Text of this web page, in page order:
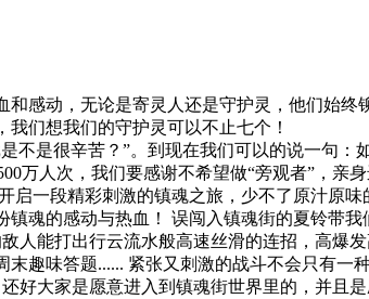
感动，无论是寄灵人还是守护灵，他们始终
们想我们的守护灵可以不止七个！
不是很辛苦？”。到现在我们可以的说一句：
万人次，我们要感谢不希望做“旁观者”，亲
一段精彩刺激的镇魂之旅，少不了原汁原
魂的感动与热血！ 误闯入镇魂街的夏铃带
能打出行云流水般高速丝滑的连招，高爆发
趣味答题...... 紧张又刺激的战斗不会只有一
好大家是愿意进入到镇魂街世界里的，并且